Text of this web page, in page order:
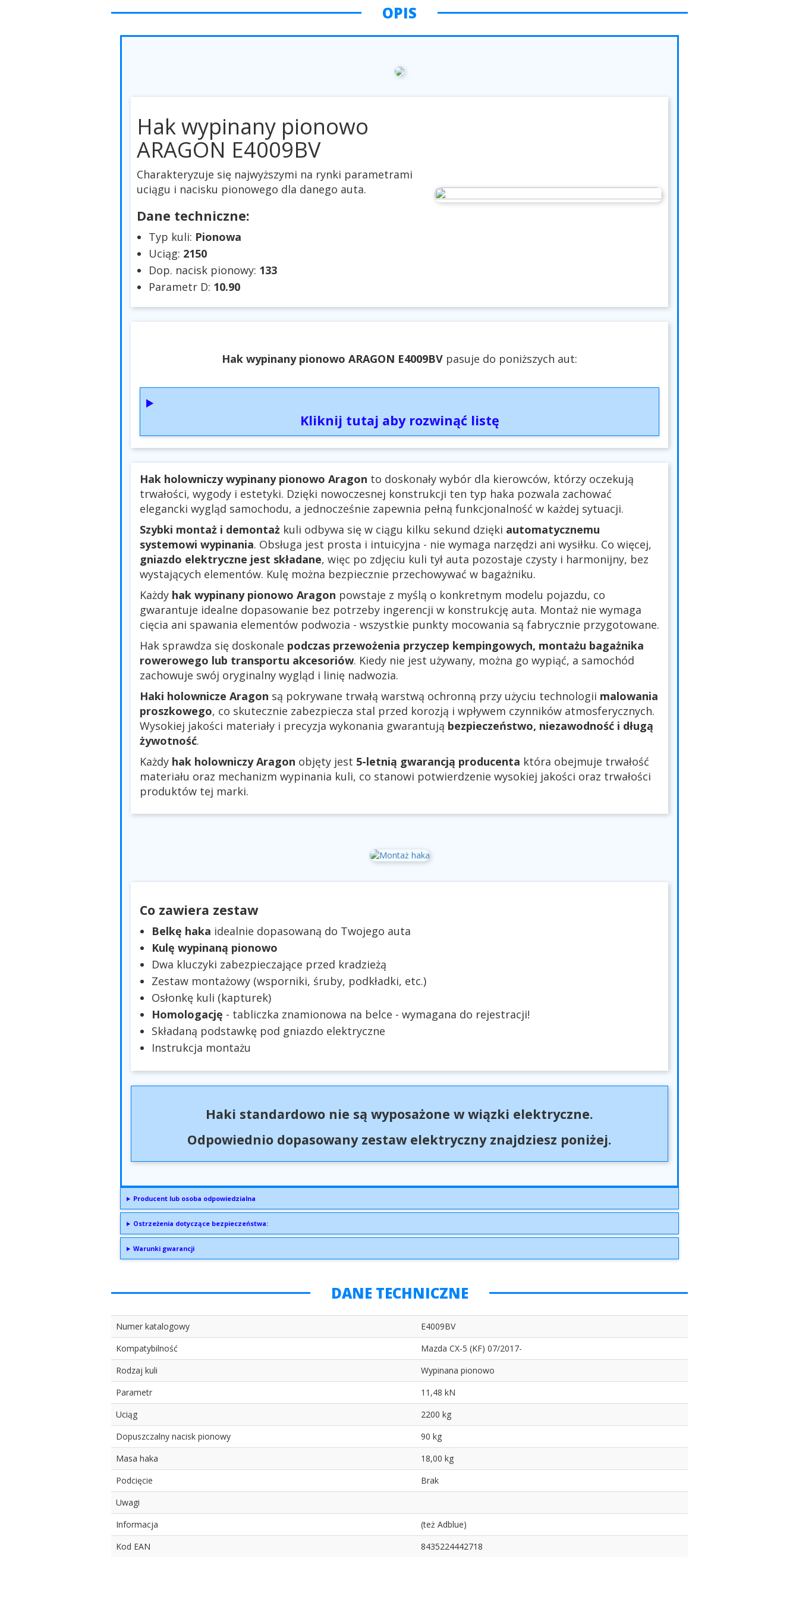
OPIS
Hak wypinany pionowo
ARAGON E4009BV
Charakteryzuje się najwyższymi na rynki parametrami
uciągu i nacisku pionowego dla danego auta.
Dane techniczne:
Typ kuli: Pionowa
Uciąg: 2150
Dop. nacisk pionowy: 133
Parametr D: 10.90
Hak wypinany pionowo ARAGON E4009BV pasuje do poniższych aut:
Kliknij tutaj aby rozwinąć listę
Hak holowniczy wypinany pionowo Aragon to doskonały wybór dla kierowców, którzy oczekują
trwałości, wygody i estetyki. Dzięki nowoczesnej konstrukcji ten typ haka pozwala zachować
elegancki wygląd samochodu, a jednocześnie zapewnia pełną funkcjonalność w każdej sytuacji.
Szybki montaż i demontaż kuli odbywa się w ciągu kilku sekund dzięki automatycznemu
systemowi wypinania. Obsługa jest prosta i intuicyjna - nie wymaga narzędzi ani wysiłku. Co więcej,
gniazdo elektryczne jest składane, więc po zdjęciu kuli tył auta pozostaje czysty i harmonijny, bez
wystających elementów. Kulę można bezpiecznie przechowywać w bagażniku.
Każdy hak wypinany pionowo Aragon powstaje z myślą o konkretnym modelu pojazdu, co
gwarantuje idealne dopasowanie bez potrzeby ingerencji w konstrukcję auta. Montaż nie wymaga
cięcia ani spawania elementów podwozia - wszystkie punkty mocowania są fabrycznie przygotowane.
Hak sprawdza się doskonale podczas przewożenia przyczep kempingowych, montażu bagażnika
rowerowego lub transportu akcesoriów. Kiedy nie jest używany, można go wypiąć, a samochód
zachowuje swój oryginalny wygląd i linię nadwozia.
Haki holownicze Aragon są pokrywane trwałą warstwą ochronną przy użyciu technologii malowania
proszkowego, co skutecznie zabezpiecza stal przed korozją i wpływem czynników atmosferycznych.
Wysokiej jakości materiały i precyzja wykonania gwarantują bezpieczeństwo, niezawodność i długą
żywotność.
Każdy hak holowniczy Aragon objęty jest 5-letnią gwarancją producenta która obejmuje trwałość
materiału oraz mechanizm wypinania kuli, co stanowi potwierdzenie wysokiej jakości oraz trwałości
produktów tej marki.
Co zawiera zestaw
Belkę haka idealnie dopasowaną do Twojego auta
Kulę wypinaną pionowo
Dwa kluczyki zabezpieczające przed kradzieżą
Zestaw montażowy (wsporniki, śruby, podkładki, etc.)
Osłonkę kuli (kapturek)
Homologację - tabliczka znamionowa na belce - wymagana do rejestracji!
Składaną podstawkę pod gniazdo elektryczne
Instrukcja montażu
Haki standardowo nie są wyposażone w wiązki elektryczne.
Odpowiednio dopasowany zestaw elektryczny znajdziesz poniżej.
Producent lub osoba odpowiedzialna
Ostrzeżenia dotyczące bezpieczeństwa:
Warunki gwarancji
DANE TECHNICZNE
Numer katalogowy
E4009BV
Kompatybilność
Mazda CX-5 (KF) 07/2017-
Rodzaj kuli
Wypinana pionowo
Parametr
11,48 kN
Uciąg
2200 kg
Dopuszczalny nacisk pionowy
90 kg
Masa haka
18,00 kg
Podcięcie
Brak
Uwagi
Informacja
(też Adblue)
Kod EAN
8435224442718